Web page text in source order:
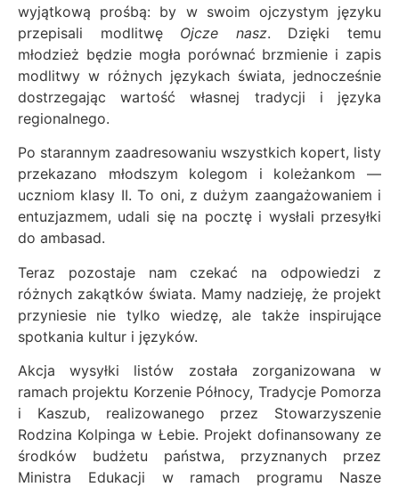
wyjątkową prośbą: by w swoim ojczystym języku
przepisali modlitwę Ojcze nasz. Dzięki temu
młodzież będzie mogła porównać brzmienie i zapis
modlitwy w różnych językach świata, jednocześnie
dostrzegając wartość własnej tradycji i języka
regionalnego.
Po starannym zaadresowaniu wszystkich kopert, listy
przekazano młodszym kolegom i koleżankom —
uczniom klasy II. To oni, z dużym zaangażowaniem i
entuzjazmem, udali się na pocztę i wysłali przesyłki
do ambasad.
Teraz pozostaje nam czekać na odpowiedzi z
różnych zakątków świata. Mamy nadzieję, że projekt
przyniesie nie tylko wiedzę, ale także inspirujące
spotkania kultur i języków.
Akcja wysyłki listów została zorganizowana w
ramach projektu Korzenie Północy, Tradycje Pomorza
i Kaszub, realizowanego przez Stowarzyszenie
Rodzina Kolpinga w Łebie. Projekt dofinansowany ze
środków budżetu państwa, przyznanych przez
Ministra Edukacji w ramach programu Nasze